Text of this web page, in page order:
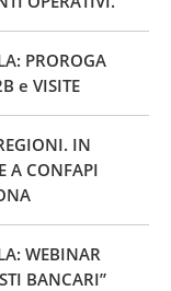
PROROGA
e VISITE
IN
A CONFAPI
WEBINAR
BANCARI”